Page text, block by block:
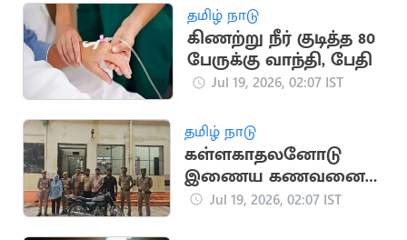
தமிழ் நாடு
கிணற்று நீர் குடித்த 80
பேருக்கு வாந்தி, பேதி
Jul 19, 2026, 02:07 IST
தமிழ் நாடு
கள்ளகாதலனோடு
இணைய கணவனை
பாம்பை வைத்து
Jul 19, 2026, 02:07 IST